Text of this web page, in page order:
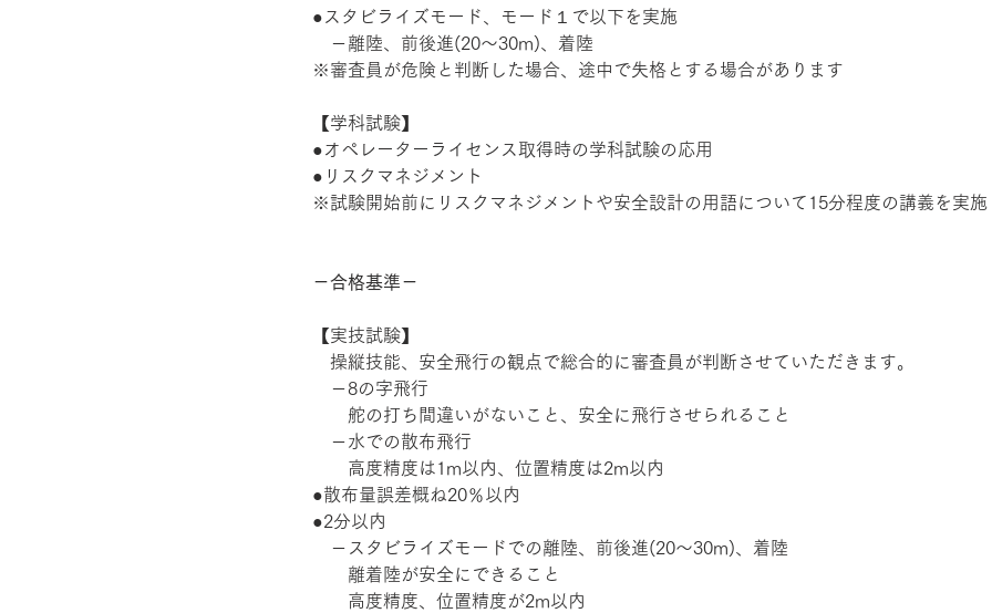
●スタビライズモード、モード１で以下を実施
－離陸、前後進(20〜30m)、着陸
※審査員が危険と判断した場合、途中で失格とする場合があります
【学科試験】
●オペレーターライセンス取得時の学科試験の応用
●リスクマネジメント
※試験開始前にリスクマネジメントや安全設計の用語について15分程度の講義を実
－合格基準－
【実技試験】
操縦技能、安全飛行の観点で総合的に審査員が判断させていただきます。
－8の字飛行
舵の打ち間違いがないこと、安全に飛行させられること
－水での散布飛行
高度精度は1m以内、位置精度は2m以内
●散布量誤差概ね20％以内
●2分以内
－スタビライズモードでの離陸、前後進(20〜30m)、着陸
離着陸が安全にできること
高度精度、位置精度が2m以内